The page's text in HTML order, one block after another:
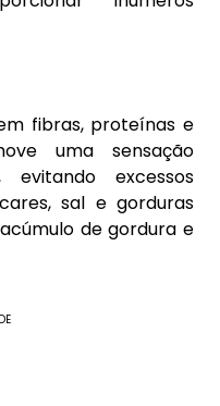
fibras, proteínas e
uma sensação
evitando excessos
sal e gorduras
de gordura e